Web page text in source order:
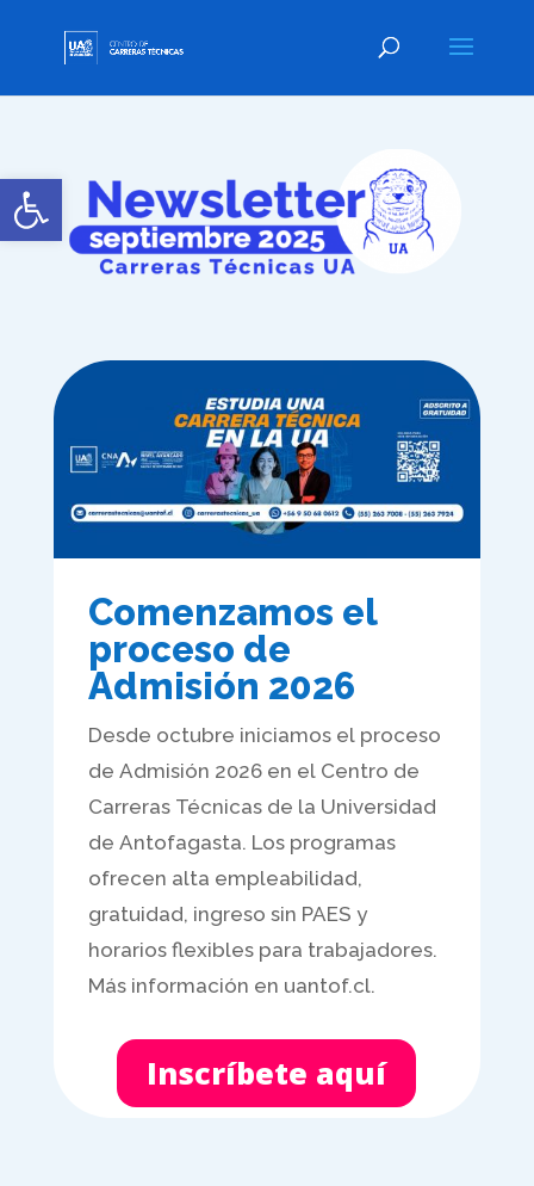
Abrir barra de herramientas
Comenzamos el
proceso de
Admisión 2026
Desde octubre iniciamos el proceso
de Admisión 2026 en el Centro de
Carreras Técnicas de la Universidad
de Antofagasta. Los programas
ofrecen alta empleabilidad,
gratuidad, ingreso sin PAES y
horarios flexibles para trabajadores.
Más información en uantof.cl.
Inscríbete aquí